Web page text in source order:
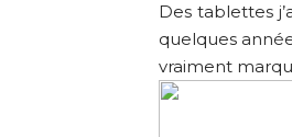
Des tablettes
quelques
vraiment